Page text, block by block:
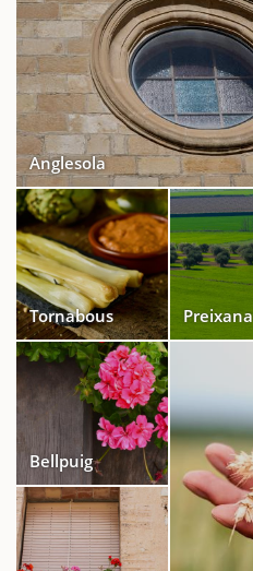
Anglesola
Tornabous Preixana
Bellpuig